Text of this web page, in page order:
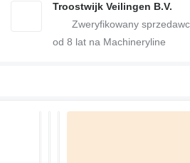
Troostwijk Veilingen B.V.
od 8 lat na Machineryline